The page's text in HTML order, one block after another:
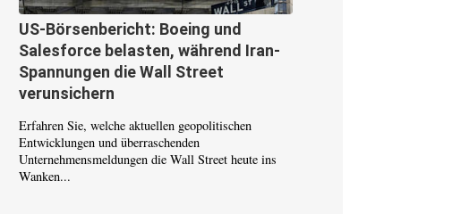
US-Börsenbericht: Boeing und
Salesforce belasten, während Iran-
Spannungen die Wall Street
verunsichern
Erfahren Sie, welche aktuellen geopolitischen
Entwicklungen und überraschenden
Unternehmensmeldungen die Wall Street heute ins
Wanken...